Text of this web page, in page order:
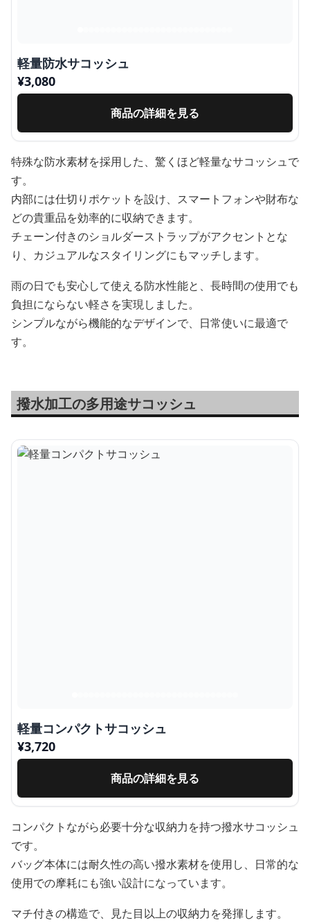
軽量防水サコッシュ
¥3,080
商品の詳細を見る
特殊な防水素材を採用した、驚くほど軽量なサコッシュで
す。
内部には仕切りポケットを設け、スマートフォンや財布な
どの貴重品を効率的に収納できます。
チェーン付きのショルダーストラップがアクセントとな
り、カジュアルなスタイリングにもマッチします。
雨の日でも安心して使える防水性能と、長時間の使用でも
負担にならない軽さを実現しました。
シンプルながら機能的なデザインで、日常使いに最適で
す。
撥水加工の多用途サコッシュ
軽量コンパクトサコッシュ
¥3,720
商品の詳細を見る
コンパクトながら必要十分な収納力を持つ撥水サコッシュ
です。
バッグ本体には耐久性の高い撥水素材を使用し、日常的な
使用での摩耗にも強い設計になっています。
マチ付きの構造で、見た目以上の収納力を発揮します。